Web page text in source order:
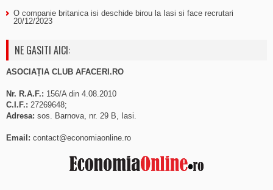
O companie britanica isi deschide birou la Iasi si face recrutari
20/12/2023
NE GASITI AICI:
ASOCIAȚIA CLUB AFACERI.RO
Nr. R.A.F.: 156/A din 4.08.2010
C.I.F.: 27269648;
Adresa: sos. Barnova, nr. 29 B, Iasi.
Email: contact@economiaonline.ro